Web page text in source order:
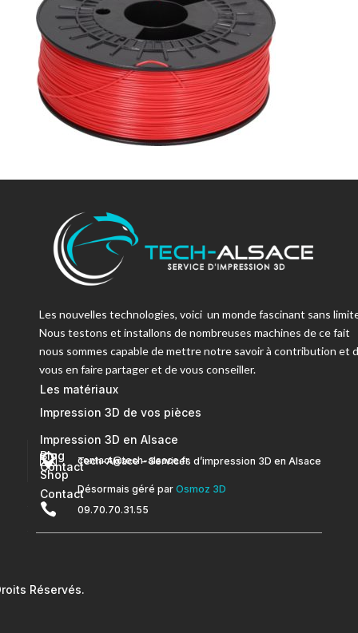
Les nouvelles technologies, voici un monde fascinant sans
Nous testons et installons de nombreuses machines de ce fait
nous sommes capable de mettre notre savoir à contribution et
vous en faire partager et de vous conseiller.
Les matériaux
Impression 3D de vos pièces
Impression 3D en Alsace
Contact
Blog
Shop
Contact
 contact@tech-alsace.fr
 Tech-Alsace – Services d’impression 3D en Alsace
Désormais géré par Osmoz 3D
 09.70.70.31.55
Réservés.